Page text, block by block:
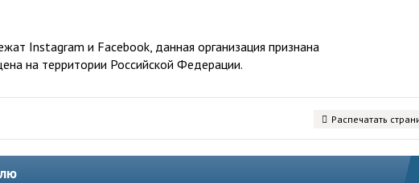
Instagram и Facebook, данная организация признана
на территории Российской Федерации.
Распечатать